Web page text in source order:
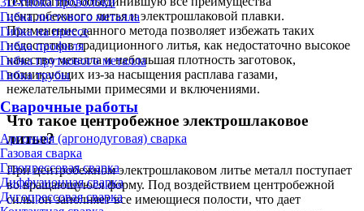
Гибка листового металла
Гибка на прессе
Гибка профиля
Гибка пруткового металла
Гибка трубы
Сварочные работы
Аргонная (аргонодуговая) сварка
Газовая сварка
Газопрессовая сварка
Диффузионная сварка
Дугопрессовая сварка
центробежного литья и электрошлаковой плавки.
Применение данного метода позволяет избежать таких
недостатков традиционного литья, как недостаточно высокое
качество металла и небольшая плотность заготовок,
возникающих из-за насыщения расплава газами,
нежелательными примесями и включениями.
Что такое центробежное электрошлаковое
литье?
При центробежном электрошлаковом литье металл поступает
во вращающуюся форму. Под воздействием центробежной
силы он заполняет все имеющиеся полости, что дает